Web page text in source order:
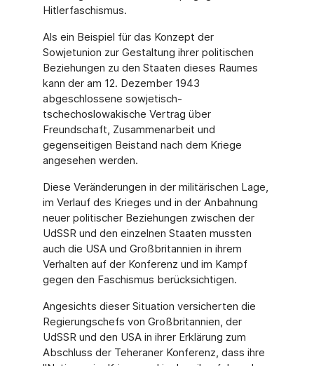
Hitlerfaschismus.
Als ein Beispiel für das Konzept der
Sowjetunion zur Gestaltung ihrer politischen
Beziehungen zu den Staaten dieses Raumes
kann der am 12. Dezember 1943
abgeschlossene sowjetisch-
tschechoslowakische Vertrag über
Freundschaft, Zusammenarbeit und
gegenseitigen Beistand nach dem Kriege
angesehen werden.
Diese Veränderungen in der militärischen Lage,
im Verlauf des Krieges und in der Anbahnung
neuer politischer Beziehungen zwischen der
UdSSR und den einzelnen Staaten mussten
auch die USA und Großbritannien in ihrem
Verhalten auf der Konferenz und im Kampf
gegen den Faschismus berücksichtigen.
Angesichts dieser Situation versicherten die
Regierungschefs von Großbritannien, der
UdSSR und den USA in ihrer Erklärung zum
Abschluss der Teheraner Konferenz, dass ihre